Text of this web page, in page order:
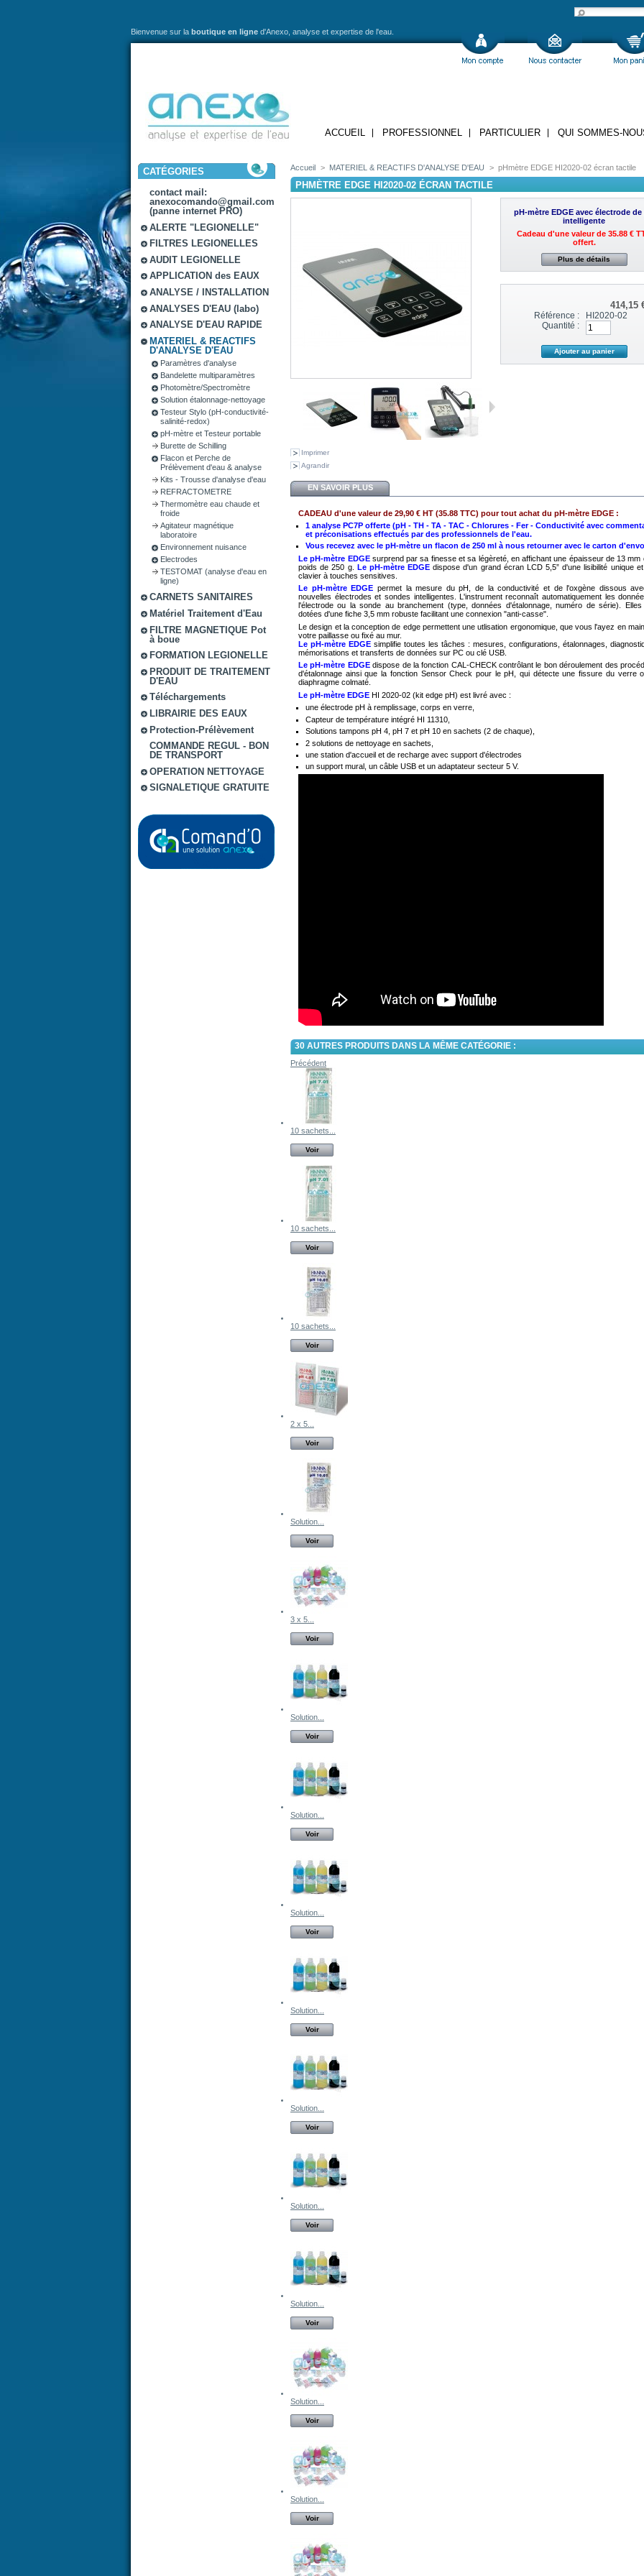
Bienvenue sur la boutique en ligne d'Anexo, analyse et expertise de l'eau.
ACCUEIL PROFESSIONNEL PARTICULIER QUI SOMMES-
CATÉGORIES
contact mail:
anexocomando@gmail.com
(panne internet PRO)
ALERTE "LEGIONELLE"
FILTRES LEGIONELLES
AUDIT LEGIONELLE
APPLICATION des EAUX
ANALYSE / INSTALLATION
ANALYSES D'EAU (labo)
ANALYSE D'EAU RAPIDE
MATERIEL & REACTIFS
D'ANALYSE D'EAU
Paramètres d'analyse
Bandelette multiparamètres
Photomètre/Spectromètre
Solution étalonnage-nettoyage
Testeur Stylo (pH-conductivité-
salinité-redox)
pH-mètre et Testeur portable
Burette de Schilling
Flacon et Perche de
Prélèvement d'eau & analyse
Kits - Trousse d'analyse d'eau
REFRACTOMETRE
Thermomètre eau chaude et
froide
Agitateur magnétique
laboratoire
Environnement nuisance
Electrodes
TESTOMAT (analyse d'eau en
ligne)
CARNETS SANITAIRES
Matériel Traitement d'Eau
FILTRE MAGNETIQUE Pot
à boue
FORMATION LEGIONELLE
PRODUIT DE TRAITEMENT
D'EAU
Téléchargements
LIBRAIRIE DES EAUX
Protection-Prélèvement
COMMANDE REGUL - BON
DE TRANSPORT
OPERATION NETTOYAGE
SIGNALETIQUE GRATUITE
Accueil > MATERIEL & REACTIFS D'ANALYSE D'EAU > pHmètre EDGE HI2020-02 écran tactile
PHMÈTRE EDGE HI2020-02 ÉCRAN TACTILE
Imprimer
Agrandir
pH-mètre EDGE avec électrode de
intelligente
Cadeau d'une valeur de 35.88 €
offert.
Plus de détails
414,15
Référence :
HI2020-02
Quantité :
EN SAVOIR PLUS
CADEAU d'une valeur de 29,90 € HT (35.88 TTC) pour tout achat du pH-mètre EDGE :
1 analyse PC7P offerte (pH - TH - TA - TAC - Chlorures - Fer - Conductivité avec
et préconisations effectués par des professionnels de l'eau.
Vous recevez avec le pH-mètre un flacon de 250 ml à nous retourner avec le carton
Le pH-mètre EDGEsurprend par sa finesse et sa légèreté, en affichant une épaisseur de 13 mm
poids de 250 g. Le pH-mètre EDGE dispose d'un grand écran LCD 5,5” d'une lisibilité unique
clavier à touches sensitives.
Le pH-mètre EDGE permet la mesure du pH, de la conductivité et de l'oxgène dissous
nouvelles électrodes et sondes intelligentes. L'instrument reconnaît automatiquement les
l'électrode ou la sonde au branchement (type, données d'étalonnage, numéro de série). Elles
dotées d'une fiche 3,5 mm robuste facilitant une connexion "anti-casse".
Le design et la conception de edge permettent une utlisation ergonomique, que vous l'ayez en
votre paillasse ou fixé au mur.
Le pH-mètre EDGE simplifie toutes les tâches : mesures, configurations, étalonnages,
mémorisations et transferts de données sur PC ou clé USB.
Le pH-mètre EDGEdispose de la fonction CAL-CHECK contrôlant le bon déroulement des
d'étalonnage ainsi que la fonction Sensor Check pour le pH, qui détecte une fissure du verre
diaphragme colmaté.
Le pH-mètre EDGE HI 2020-02 (kit edge pH) est livré avec :
une électrode pH à remplissage, corps en verre,
Capteur de température intégré HI 11310,
Solutions tampons pH 4, pH 7 et pH 10 en sachets (2 de chaque),
2 solutions de nettoyage en sachets,
une station d'accueil et de recharge avec support d'électrodes
un support mural, un câble USB et un adaptateur secteur 5 V.
30 AUTRES PRODUITS DANS LA MÊME CATÉGORIE :
Précédent
10 sachets...
Voir
10 sachets...
Voir
10 sachets...
Voir
2 x 5...
Voir
Solution...
Voir
3 x 5...
Voir
Solution...
Voir
Solution...
Voir
Solution...
Voir
Solution...
Voir
Solution...
Voir
Solution...
Voir
Solution...
Voir
Solution...
Voir
Solution...
Voir